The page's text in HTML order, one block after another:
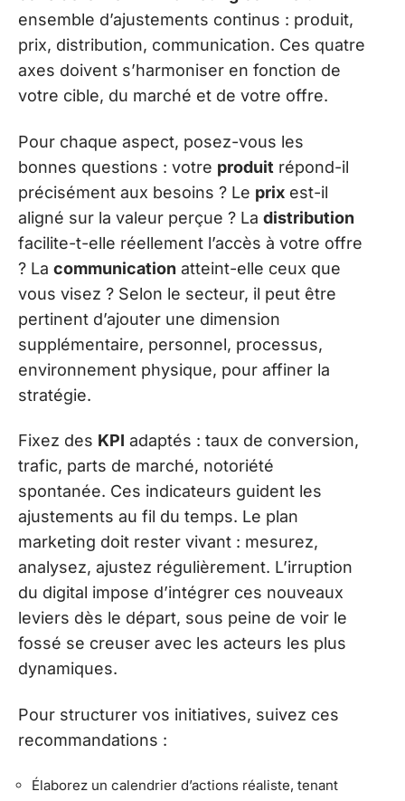
ensemble d’ajustements continus : produit,
prix, distribution, communication. Ces quatre
axes doivent s’harmoniser en fonction de
votre cible, du marché et de votre offre.
Pour chaque aspect, posez-vous les
bonnes questions : votre produit répond-il
précisément aux besoins ? Le prix est-il
aligné sur la valeur perçue ? La distribution
facilite-t-elle réellement l’accès à votre offre
? La communication atteint-elle ceux que
vous visez ? Selon le secteur, il peut être
pertinent d’ajouter une dimension
supplémentaire, personnel, processus,
environnement physique, pour affiner la
stratégie.
Fixez des KPI adaptés : taux de conversion,
trafic, parts de marché, notoriété
spontanée. Ces indicateurs guident les
ajustements au fil du temps. Le plan
marketing doit rester vivant : mesurez,
analysez, ajustez régulièrement. L’irruption
du digital impose d’intégrer ces nouveaux
leviers dès le départ, sous peine de voir le
fossé se creuser avec les acteurs les plus
dynamiques.
Pour structurer vos initiatives, suivez ces
recommandations :
Élaborez un calendrier d’actions réaliste, tenant